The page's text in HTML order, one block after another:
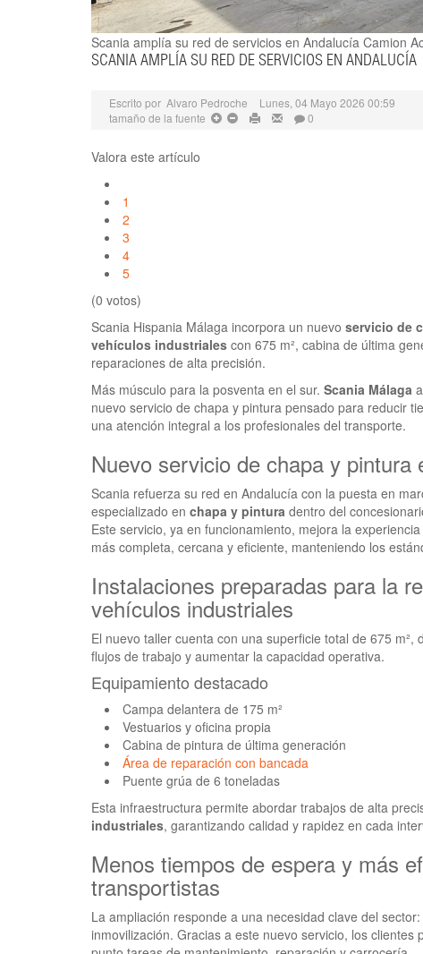
Scania amplía su red de servicios en Andalucía Camion
SCANIA AMPLÍA SU RED DE SERVICIOS EN ANDALUCÍA
Escrito por Alvaro Pedroche
Lunes, 04 Mayo 2026 00:59
tamaño de la fuente
0
Valora este artículo
1
2
3
4
5
(0 votos)
Scania Hispania Málaga incorpora un nuevo servicio de
vehículos industriales con 675 m², cabina de última
reparaciones de alta precisión.
Más músculo para la posventa en el sur. Scania Málaga
nuevo servicio de chapa y pintura pensado para reducir
una atención integral a los profesionales del transporte.
Nuevo servicio de chapa y pintura
Scania refuerza su red en Andalucía con la puesta en
especializado en chapa y pintura dentro del
Este servicio, ya en funcionamiento, mejora la
más completa, cercana y eficiente, manteniendo los
Instalaciones preparadas para la
vehículos industriales
El nuevo taller cuenta con una superficie total de 675 m²,
flujos de trabajo y aumentar la capacidad operativa.
Equipamiento destacado
Campa delantera de 175 m²
Vestuarios y oficina propia
Cabina de pintura de última generación
Área de reparación con bancada
Puente grúa de 6 toneladas
Esta infraestructura permite abordar trabajos de alta
industriales, garantizando calidad y rapidez en cada
Menos tiempos de espera y más
transportistas
La ampliación responde a una necesidad clave del
inmovilización. Gracias a este nuevo servicio, los clientes